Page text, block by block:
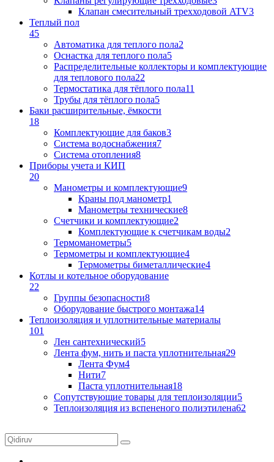
Клапан смесительный трехходовой ATV3
Теплый пол
45
Автоматика для теплого пола2
Оснастка для теплого пола5
Распределительные коллекторы и комплектующие
для теплового пола22
Термостатика для тёплого пола11
Трубы для тёплого пола5
Баки расширительные, ёмкости
18
Комплектующие для баков3
Система водоснабжения7
Система отопления8
Приборы учета и КИП
20
Манометры и комплектующие9
Краны под манометр1
Манометры технические8
Счетчики и комплектующие2
Комплектующие к счетчикам воды2
Термоманометры5
Термометры и комплектующие4
Термометры биметаллические4
Котлы и котельное оборудование
22
Группы безопасности8
Оборудование быстрого монтажа14
Теплоизоляция и уплотнительные материалы
101
Лен сантехнический5
Лента фум, нить и паста уплотнительная29
Лента Фум4
Нити7
Паста уплотнительная18
Сопутствующие товары для теплоизоляции5
Теплоизоляция из вспененого полиэтилена62